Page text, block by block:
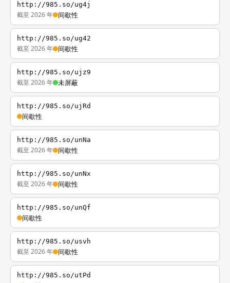
http://985.so/ug4j
截至 2026 年 间歇性
http://985.so/ug42
截至 2026 年 间歇性
http://985.so/ujz9
截至 2026 年 未屏蔽
http://985.so/ujRd
间歇性
http://985.so/unNa
截至 2026 年 间歇性
http://985.so/unNx
截至 2026 年 间歇性
http://985.so/unQf
间歇性
http://985.so/usvh
截至 2026 年 间歇性
http://985.so/utPd